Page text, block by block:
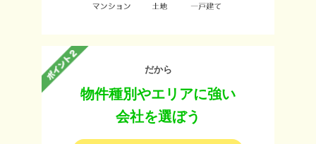
だから
物件種別やエリアに強い
会社を選ぼう